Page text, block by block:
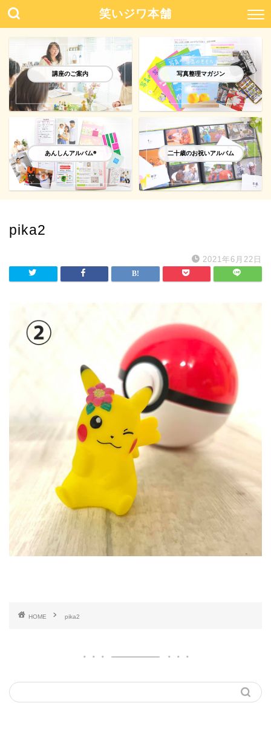
笑いジワ本舗
講座のご案内 写真整理マガジン
あんしんアルバム®️ 二十歳のお祝いアルバム
pika2
2021年6月22日
HOME pika2